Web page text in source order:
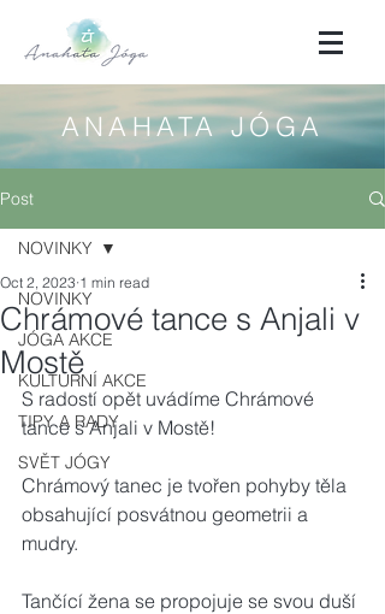
ANAHATA JÓGA
Post
NOVINKY
JÓGA AKCE
KULTURNÍ AKCE
TIPY A RADY
SVĚT JÓGY
NOVINKY
Chrámové tance s Anjali v
Mostě
Oct 2, 2023 1 min read
S radostí opět uvádíme Chrámové
tance s Anjali v Mostě!
Chrámový tanec je tvořen pohyby těla
obsahující posvátnou geometrii a
mudry.
Tančící žena se propojuje se svou duší